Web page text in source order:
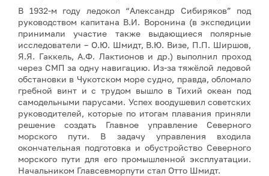
В 1932-м году ледокол “Александр Сибиряков” под
руководством капитана В.И. Воронина (в экспедиции
принимали участие также выдающиеся полярные
исследователи – О.Ю. Шмидт, В.Ю. Визе, П.П. Ширшов,
Я.Я. Гаккель, А.Ф. Лактионов и др.) выполнил проход
через СМП за одну навигацию. Из-за тяжёлой ледовой
обстановки в Чукотском море судно, правда, обломало
гребной винт и с трудом вышло в Тихий океан под
самодельными парусами. Успех воодушевил советских
руководителей, которые по итогам плавания приняли
решение создать Главное управление Северного
морского пути. В задачу управления входила
окончательная подготовка и обустройство Северного
морского пути для его промышленной эксплуатации.
Начальником Главсевморпути стал Отто Шмидт.